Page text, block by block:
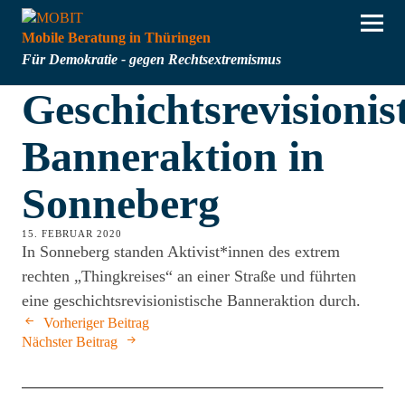
Mobile Beratung in Thüringen
Für Demokratie - gegen Rechtsextremismus
Banneraktion in
Sonneberg
15. FEBRUAR 2020
In Sonneberg standen Aktivist*innen des extrem
rechten „Thingkreises“ an einer Straße und führten
eine geschichtsrevisionistische Banneraktion durch.
Vorheriger Beitrag
Nächster Beitrag